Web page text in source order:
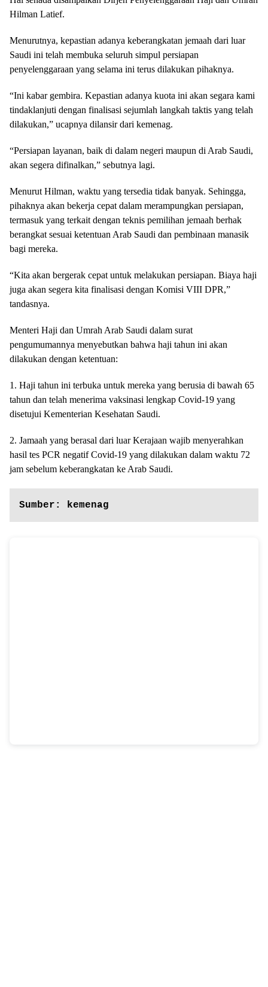
Hilman Latief.
Menurutnya, kepastian adanya keberangkatan jemaah dari luar
Saudi ini telah membuka seluruh simpul persiapan
penyelenggaraan yang selama ini terus dilakukan pihaknya.
“Ini kabar gembira. Kepastian adanya kuota ini akan segara kami
tindaklanjuti dengan finalisasi sejumlah langkah taktis yang telah
dilakukan,” ucapnya dilansir dari kemenag.
“Persiapan layanan, baik di dalam negeri maupun di Arab Saudi,
akan segera difinalkan,” sebutnya lagi.
Menurut Hilman, waktu yang tersedia tidak banyak. Sehingga,
pihaknya akan bekerja cepat dalam merampungkan persiapan,
termasuk yang terkait dengan teknis pemilihan jemaah berhak
berangkat sesuai ketentuan Arab Saudi dan pembinaan manasik
bagi mereka.
“Kita akan bergerak cepat untuk melakukan persiapan. Biaya haji
juga akan segera kita finalisasi dengan Komisi VIII DPR,”
tandasnya.
Menteri Haji dan Umrah Arab Saudi dalam surat
pengumumannya menyebutkan bahwa haji tahun ini akan
dilakukan dengan ketentuan:
1. Haji tahun ini terbuka untuk mereka yang berusia di bawah 65
tahun dan telah menerima vaksinasi lengkap Covid-19 yang
disetujui Kementerian Kesehatan Saudi.
2. Jamaah yang berasal dari luar Kerajaan wajib menyerahkan
hasil tes PCR negatif Covid-19 yang dilakukan dalam waktu 72
jam sebelum keberangkatan ke Arab Saudi.
Sumber: kemenag